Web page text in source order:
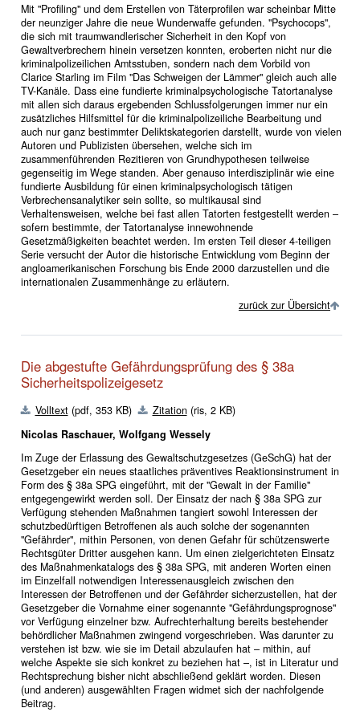
Mit "Profiling" und dem Erstellen von Täterprofilen war scheinbar Mitte
der neunziger Jahre die neue Wunderwaffe gefunden. "Psychocops",
die sich mit traumwandlerischer Sicherheit in den Kopf von
Gewaltverbrechern hinein versetzen konnten, eroberten nicht nur die
kriminalpolizeilichen Amtsstuben, sondern nach dem Vorbild von
Clarice Starling im Film "Das Schweigen der Lämmer" gleich auch alle
TV-Kanäle. Dass eine fundierte kriminalpsychologische Tatortanalyse
mit allen sich daraus ergebenden Schlussfolgerungen immer nur ein
zusätzliches Hilfsmittel für die kriminalpolizeiliche Bearbeitung und
auch nur ganz bestimmter Deliktskategorien darstellt, wurde von vielen
Autoren und Publizisten übersehen, welche sich im
zusammenführenden Rezitieren von Grundhypothesen teilweise
gegenseitig im Wege standen. Aber genauso interdisziplinär wie eine
fundierte Ausbildung für einen kriminalpsychologisch tätigen
Verbrechensanalytiker sein sollte, so multikausal sind
Verhaltensweisen, welche bei fast allen Tatorten festgestellt werden –
sofern bestimmte, der Tatortanalyse innewohnende
Gesetzmäßigkeiten beachtet werden. Im ersten Teil dieser 4-teiligen
Serie versucht der Autor die historische Entwicklung vom Beginn der
angloamerikanischen Forschung bis Ende 2000 darzustellen und die
internationalen Zusammenhänge zu erläutern.
zurück zur Übersicht
Die abgestufte Gefährdungsprüfung des § 38a
Sicherheitspolizeigesetz
Volltext(pdf, 353 KB) Zitation(ris, 2 KB)
Nicolas Raschauer, Wolfgang Wessely
Im Zuge der Erlassung des Gewaltschutzgesetzes (GeSchG) hat der
Gesetzgeber ein neues staatliches präventives Reaktionsinstrument in
Form des § 38a SPG eingeführt, mit der "Gewalt in der Familie"
entgegengewirkt werden soll. Der Einsatz der nach § 38a SPG zur
Verfügung stehenden Maßnahmen tangiert sowohl Interessen der
schutzbedürftigen Betroffenen als auch solche der sogenannten
"Gefährder", mithin Personen, von denen Gefahr für schützenswerte
Rechtsgüter Dritter ausgehen kann. Um einen zielgerichteten Einsatz
des Maßnahmenkatalogs des § 38a SPG, mit anderen Worten einen
im Einzelfall notwendigen Interessenausgleich zwischen den
Interessen der Betroffenen und der Gefährder sicherzustellen, hat der
Gesetzgeber die Vornahme einer sogenannte "Gefährdungsprognose"
vor Verfügung einzelner bzw. Aufrechterhaltung bereits bestehender
behördlicher Maßnahmen zwingend vorgeschrieben. Was darunter zu
verstehen ist bzw. wie sie im Detail abzulaufen hat – mithin, auf
welche Aspekte sie sich konkret zu beziehen hat –, ist in Literatur und
Rechtsprechung bisher nicht abschließend geklärt worden. Diesen
(und anderen) ausgewählten Fragen widmet sich der nachfolgende
Beitrag.